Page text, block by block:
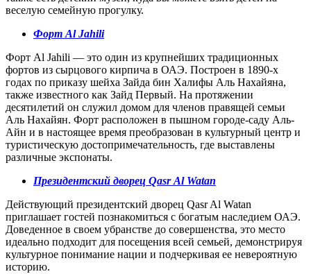
веселую семейную прогулку.
Форт Al Jahili
Форт Al Jahili — это один из крупнейших традиционных
фортов из сырцового кирпича в ОАЭ. Построен в 1890-х
годах по приказу шейха Зайда бин Халифы Аль Нахайяна,
также известного как Зайд Первый. На протяжении
десятилетий он служил домом для членов правящей семьи
Аль Нахайян. Форт расположен в пышном городе-саду Аль-
Айн и в настоящее время преобразован в культурный центр и
туристическую достопримечательность, где выставлены
различные экспонаты.
Президентский дворец Qasr Al Watan
Действующий президентский дворец Qasr Al Watan
приглашает гостей познакомиться с богатым наследием ОАЭ.
Доведенное в своем убранстве до совершенства, это место
идеально подходит для посещения всей семьей, демонстрируя
культурное понимание нации и подчеркивая ее невероятную
историю.